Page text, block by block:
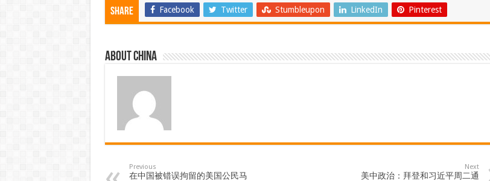
Share Facebook Twitter Stumbleupon LinkedIn Pinterest
About china
Previous
在中国被错误拘留的美国公民马
Next
美中政治：拜登和习近平周二通